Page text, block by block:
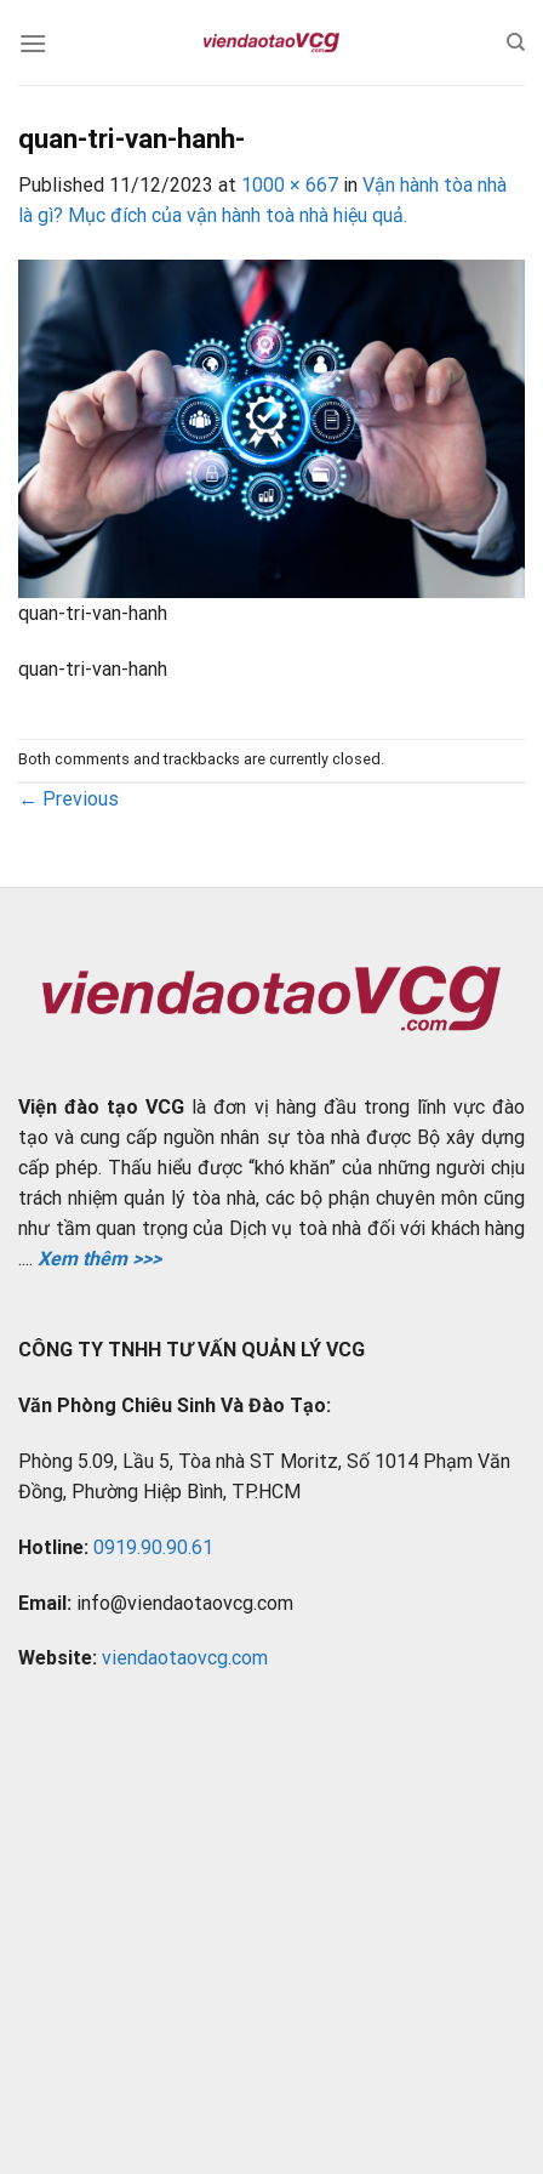
quan-tri-van-hanh-
Published 11/12/2023 at 1000 × 667 in Vận hành tòa nhà
là gì? Mục đích của vận hành toà nhà hiệu quả.
quan-tri-van-hanh
quan-tri-van-hanh
Both comments and trackbacks are currently closed.
← Previous
Viện đào tạo VCG là đơn vị hàng đầu trong lĩnh vực đào
tạo và cung cấp nguồn nhân sự tòa nhà được Bộ xây dựng
cấp phép. Thấu hiểu được “khó khăn” của những người chịu
trách nhiệm quản lý tòa nhà, các bộ phận chuyên môn cũng
như tầm quan trọng của Dịch vụ toà nhà đối với khách hàng
.... Xem thêm >>>
CÔNG TY TNHH TƯ VẤN QUẢN LÝ VCG
Văn Phòng Chiêu Sinh Và Đào Tạo:
Phòng 5.09, Lầu 5, Tòa nhà ST Moritz, Số 1014 Phạm Văn
Đồng, Phường Hiệp Bình, TP.HCM
Hotline: 0919.90.90.61
Email: info@viendaotaovcg.com
Website: viendaotaovcg.com